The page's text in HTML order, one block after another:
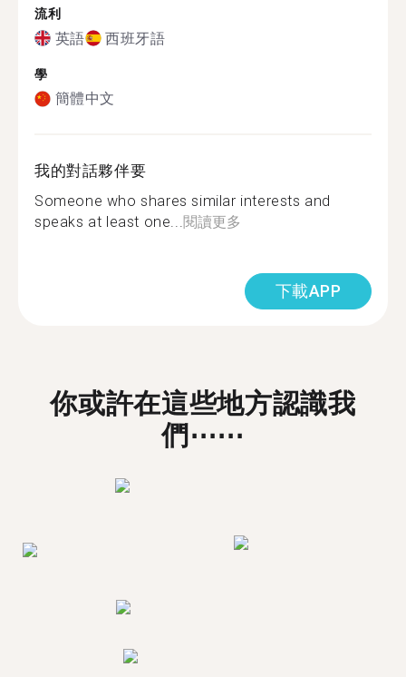
流利
英語 西班牙語
學
簡體中文
我的對話夥伴要
Someone who shares similar interests and
speaks at least one...閱讀更多
下載APP
你或許在這些地方認識我
們⋯⋯